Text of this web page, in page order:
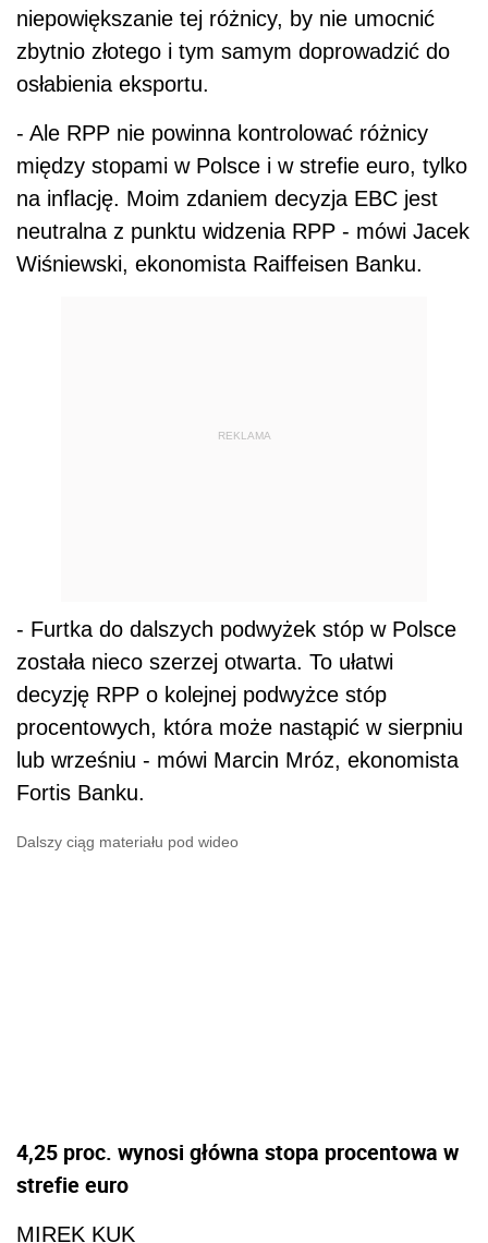
niepowiększanie tej różnicy, by nie umocnić
zbytnio złotego i tym samym doprowadzić do
osłabienia eksportu.
- Ale RPP nie powinna kontrolować różnicy
między stopami w Polsce i w strefie euro, tylko
na inflację. Moim zdaniem decyzja EBC jest
neutralna z punktu widzenia RPP - mówi Jacek
Wiśniewski, ekonomista Raiffeisen Banku.
REKLAMA
- Furtka do dalszych podwyżek stóp w Polsce
została nieco szerzej otwarta. To ułatwi
decyzję RPP o kolejnej podwyżce stóp
procentowych, która może nastąpić w sierpniu
lub wrześniu - mówi Marcin Mróz, ekonomista
Fortis Banku.
Dalszy ciąg materiału pod wideo
4,25 proc. wynosi główna stopa procentowa w
strefie euro
MIREK KUK